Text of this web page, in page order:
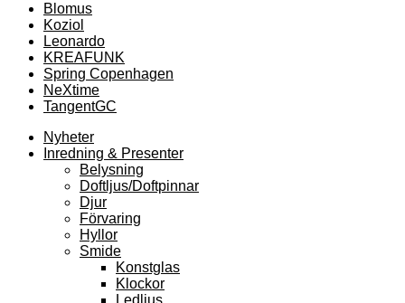
Blomus
Koziol
Leonardo
KREAFUNK
Spring Copenhagen
NeXtime
TangentGC
Nyheter
Inredning & Presenter
Belysning
Doftljus/Doftpinnar
Djur
Förvaring
Hyllor
Smide
Konstglas
Klockor